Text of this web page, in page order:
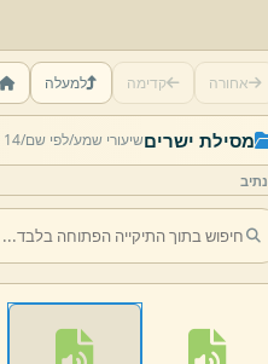
אחורה קדימה למעלה
מסילת ישריםשיעורי שמע/לפי שם/14 הרב מרדכי יוסף שיף/
נתיב